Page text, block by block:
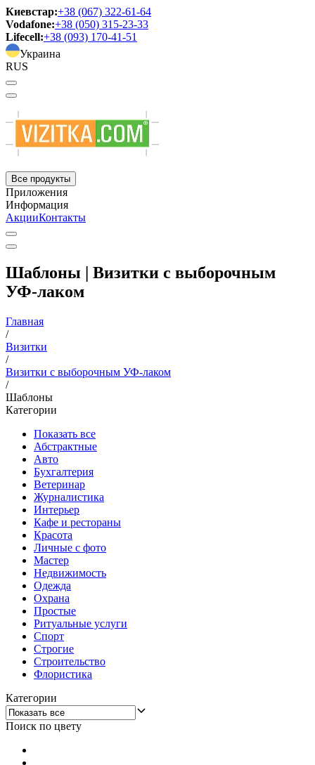
Киевстар:+38 (067) 322-61-64
Vodafone:+38 (050) 315-23-33
Lifecell:+38 (093) 170-41-51
Украина
RUS
Все продукты
Приложения
Информация
АкцииКонтакты
Шаблоны | Визитки с выборочным
УФ-лаком
Главная
/
Визитки
/
Визитки с выборочным УФ-лаком
/
Шаблоны
Категории
Показать все
Абстрактные
Авто
Бухгалтерия
Ветеринар
Журналистика
Интерьер
Кафе и рестораны
Красота
Личные с фото
Мастер
Недвижимость
Одежда
Охрана
Простые
Ритуальные услуги
Спорт
Строгие
Строительство
Флористика
Категории
Поиск по цвету